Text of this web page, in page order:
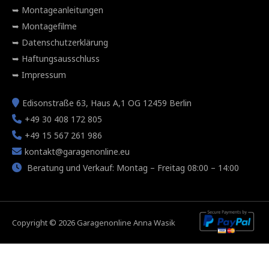
Montageanleitungen
Montagefilme
Datenschutzerklärung
Haftungsausschluss
Impressum
Edisonstraße 63, Haus A,1 OG 12459 Berlin
+49 30 408 172 805
+49 15 567 261 986
kontakt@garagenonline.eu
Beratung und Verkauf: Montag – Freitag 08:00 – 14:00
Copyright © 2026 Garagenonline Anna Wasik